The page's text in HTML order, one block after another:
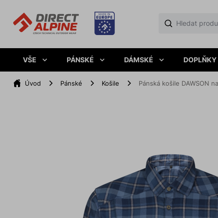
VŠE PÁNSKÉ DÁMSKÉ DOPLŇKY
Úvod Pánské Košile Pánská košile DAWSON